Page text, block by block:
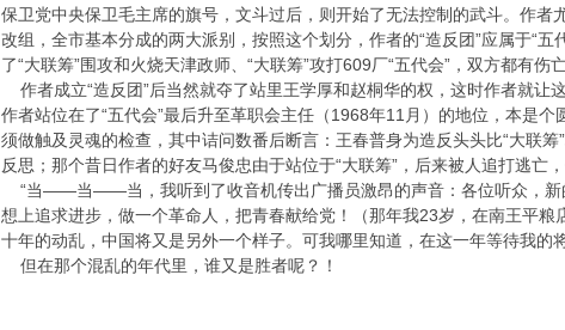
保卫党中央保卫毛主席的旗号，文斗过后，则开始了无法控制的武斗。作者
改组，全市基本分成的两大派别，按照这个划分，作者的“造反团”应属于“
了“大联筹”围攻和火烧天津政师、“大联筹”攻打609厂“五代会”，双方都有伤
作者成立“造反团”后当然就夺了站里王学厚和赵桐华的权，这时作者就
作者站位在了“五代会”最后升至革职会主任（1968年11月）的地位，本是
须做触及灵魂的检查，其中诘问数番后断言：王春普身为造反头头比“大联
反思；那个昔日作者的好友马俊忠由于站位于“大联筹”，后来被人追打逃亡
“当——当——当，我听到了收音机传出广播员激昂的声音：各位听众，新
想上追求进步，做一个革命人，把青春献给党！（那年我23岁，在南王平
十年的动乱，中国将又是另外一个样子。可我哪里知道，在这一年等待我
但在那个混乱的年代里，谁又是胜者呢？！